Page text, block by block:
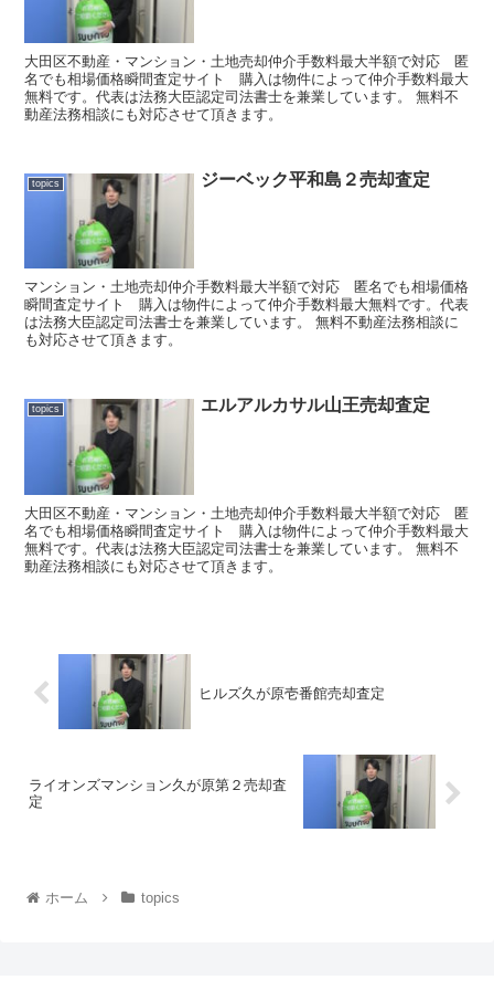
大田区不動産・マンション・土地売却仲介手数料最大半額で対応 匿
名でも相場価格瞬間査定サイト 購入は物件によって仲介手数料最大
無料です。代表は法務大臣認定司法書士を兼業しています。 無料不
動産法務相談にも対応させて頂きます。
topics ジーベック平和島２売却査定
マンション・土地売却仲介手数料最大半額で対応 匿名でも相場価格
瞬間査定サイト 購入は物件によって仲介手数料最大無料です。代表
は法務大臣認定司法書士を兼業しています。 無料不動産法務相談に
も対応させて頂きます。
topics エルアルカサル山王売却査定
大田区不動産・マンション・土地売却仲介手数料最大半額で対応 匿
名でも相場価格瞬間査定サイト 購入は物件によって仲介手数料最大
無料です。代表は法務大臣認定司法書士を兼業しています。 無料不
動産法務相談にも対応させて頂きます。
ヒルズ久が原壱番館売却査定
ライオンズマンション久が原第２売却査
定
ホーム topics